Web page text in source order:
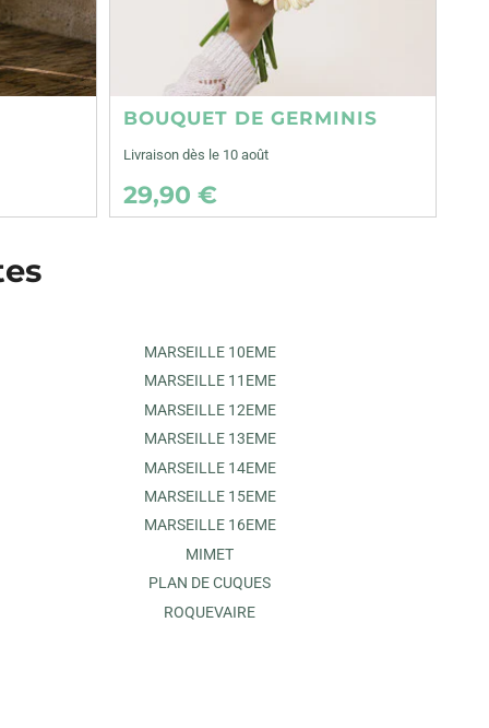
BOUQUET DE GERMINIS
Livraison dès le 10 août
29,90 €
MARSEILLE 10EME
MARSEILLE 11EME
MARSEILLE 12EME
MARSEILLE 13EME
MARSEILLE 14EME
MARSEILLE 15EME
MARSEILLE 16EME
MIMET
PLAN DE CUQUES
ROQUEVAIRE